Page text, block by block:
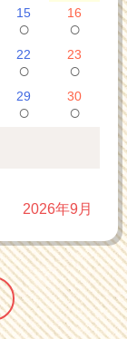
15
○
16
○
22
○
23
○
29
○
30
○
2026年9月